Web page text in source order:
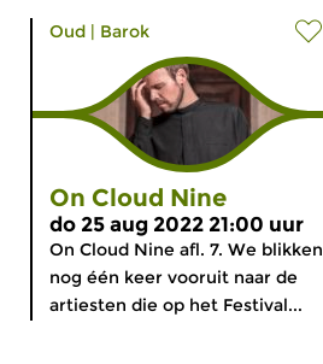
Oud | Barok
On Cloud Nine
do 25 aug 2022 21:00 uur
On Cloud Nine afl. 7. We blikken
nog één keer vooruit naar de
artiesten die op het Festival...